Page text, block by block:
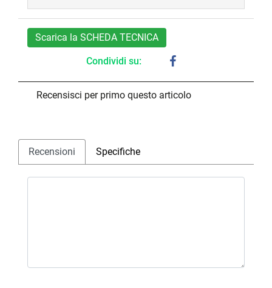
Scarica la SCHEDA TECNICA
Condividi su:
Recensisci per primo questo articolo
Recensioni Specifiche